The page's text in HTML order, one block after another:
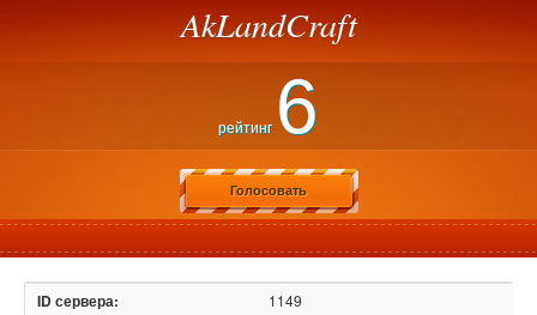
AkLandCraft
рейтинг 6
Голосовать
1149